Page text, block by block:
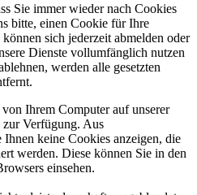
Sie immer wieder nach Cookies
bitte, einen Cookie für Ihre
sich jederzeit abmelden oder
Dienste vollumfänglich nutzen
werden alle gesetzten
Ihrem Computer auf unserer
zur Verfügung. Aus
keine Cookies anzeigen, die
werden. Diese können Sie in den
einsehen.